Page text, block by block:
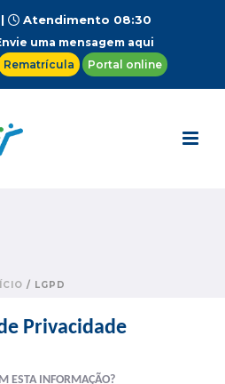
Atendimento 08:30
uma mensagem aqui
Rematrícula Portal online
/ LGPD
Privacidade
ESTA INFORMAÇÃO?